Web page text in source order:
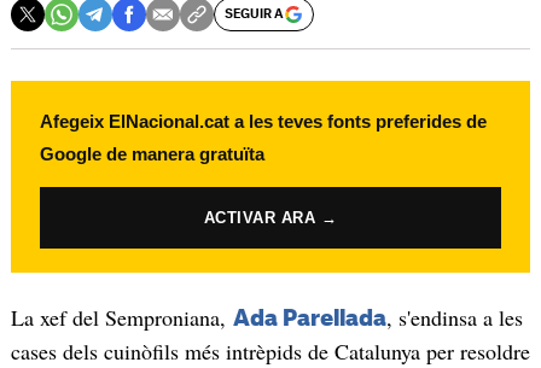
SEGUIR A
Afegeix ElNacional.cat a les teves fonts preferides de
Google de manera gratuïta
ACTIVAR ARA →
La xef del Semproniana, Ada Parellada, s'endinsa a les
cases dels cuinòfils més intrèpids de Catalunya per resoldre